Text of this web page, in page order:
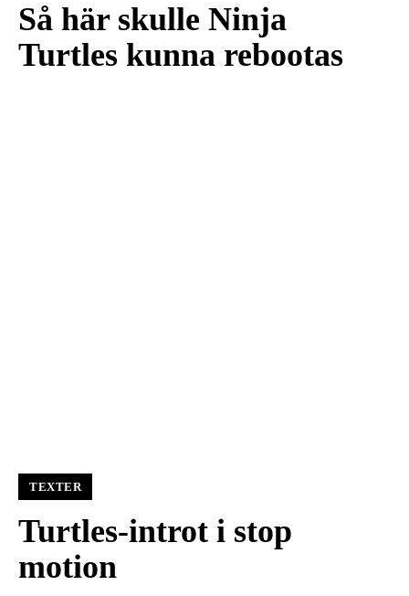
Så här skulle Ninja
Turtles kunna rebootas
TEXTER
Turtles-introt i stop
motion